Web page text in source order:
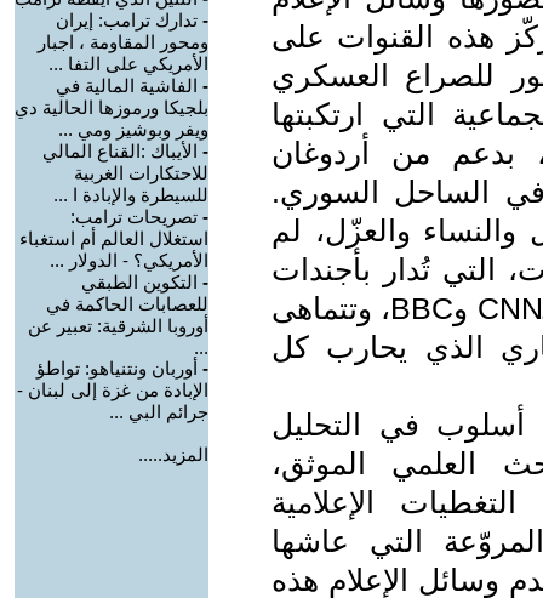
هذه القنوات على
للصراع العسكري
التي ارتكبتها
بدعم من أردوغان
في الساحل السوري.
والنساء والعزّل، لم
التي تُدار بأجندات
تخدم الطغمة المالية الغربية، ممثلةً بـCNN وBBC، وتتماهى
الاستعماري الذي يحارب كل
أسلوب في التحليل
العلمي الموثق،
الإعلامية
التي عاشها
وسائل الإعلام هذه
- تدارك ترامب: إيران
ومحور المقاومة ، اجبار
الأمريكي على التفا ...
- الفاشية المالية في
بلجيكا ورموزها الحالية دي
ويفر وبوشيز ومي ...
- الأيباك :القناع المالي
للاحتكارات الغربية
للسيطرة والإبادة ا ...
- تصريحات ترامب:
استغلال العالم أم استغباء
الأمريكي؟ - الدولار ...
- التكوين الطبقي
للعصابات الحاكمة في
أوروبا الشرقية: تعبير عن
...
- أوربان ونتنياهو: تواطؤ
الإبادة من غزة إلى لبنان -
جرائم البي ...
المزيد.....